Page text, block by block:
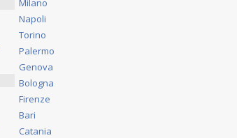
Milano
Napoli
Torino
Palermo
Genova
Bologna
Firenze
Bari
Catania